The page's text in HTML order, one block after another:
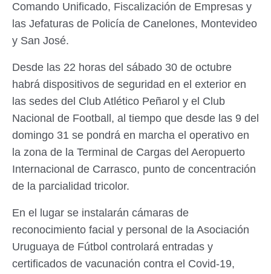
Comando Unificado, Fiscalización de Empresas y
las Jefaturas de Policía de Canelones, Montevideo
y San José.
Desde las 22 horas del sábado 30 de octubre
habrá dispositivos de seguridad en el exterior en
las sedes del Club Atlético Peñarol y el Club
Nacional de Football, al tiempo que desde las 9 del
domingo 31 se pondrá en marcha el operativo en
la zona de la Terminal de Cargas del Aeropuerto
Internacional de Carrasco, punto de concentración
de la parcialidad tricolor.
En el lugar se instalarán cámaras de
reconocimiento facial y personal de la Asociación
Uruguaya de Fútbol controlará entradas y
certificados de vacunación contra el Covid-19,